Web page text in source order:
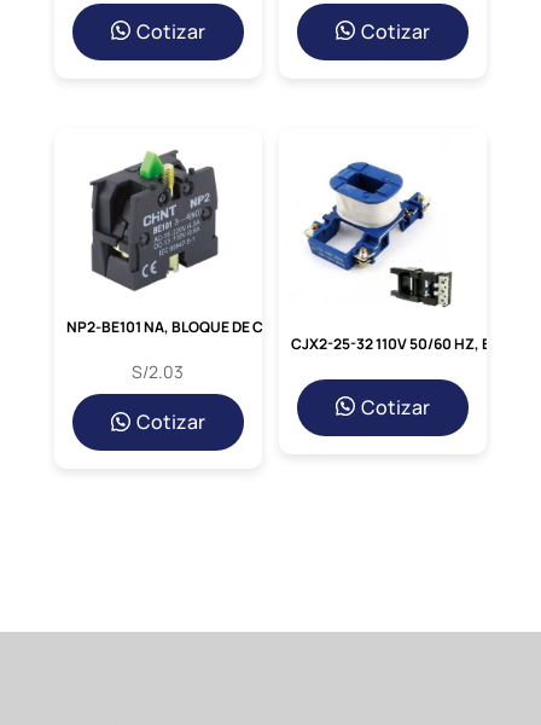
Cotizar Cotizar
S/2.03
Cotizar
Cotizar